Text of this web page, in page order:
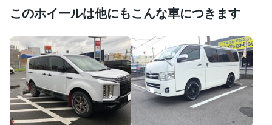
このホイールは他にもこんな車につきます